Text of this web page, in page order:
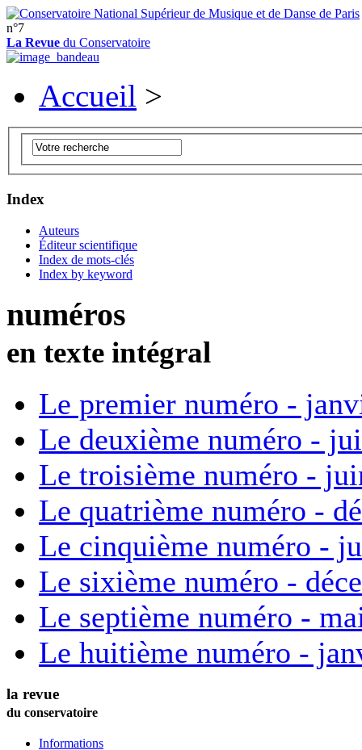
n°7
La Revue du Conservatoire
Accueil >
Index
Auteurs
Éditeur scientifique
Index de mots-clés
Index by keyword
numéros
en texte intégral
Le premier numéro -
Le deuxième numéro -
Le troisième numéro -
Le quatrième numéro -
Le cinquième numéro -
Le sixième numéro -
Le septième numéro -
Le huitième numéro -
la revue
du conservatoire
Informations